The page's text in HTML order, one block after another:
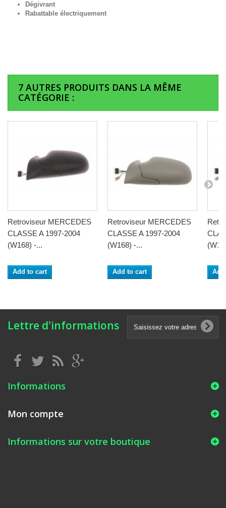
Dégivrant
Rabattable électriquement
7 AUTRES PRODUITS DANS LA MÊME
CATÉGORIE :
Retroviseur MERCEDES
CLASSE A 1997-2004
(W168) -...
Add to cart
Retroviseur MERCEDES
CLASSE A 1997-2004
(W168) -...
Add to cart
Lettre d'informations
Informations
Mon compte
Informations sur votre boutique